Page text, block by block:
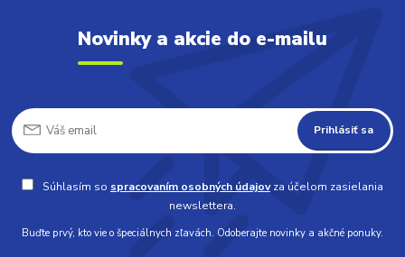
Novinky a akcie do e-mailu
Prihlásiť sa
Súhlasím so spracovaním osobných údajovza účelom zasielania
newslettera.
Buďte prvý, kto vie o špeciálnych zľavách. Odoberajte novinky a akčné ponuky.